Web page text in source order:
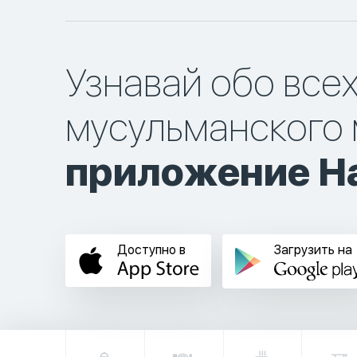
Узнавай обо
приложение
Доступно в Загрузить на